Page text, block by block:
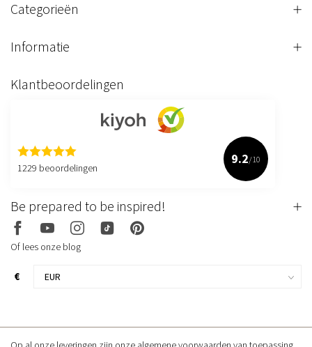
Categorieën
Informatie
Klantbeoordelingen
1229 beoordelingen
9.2/10
Be prepared to be inspired!
Of lees onze blog
€